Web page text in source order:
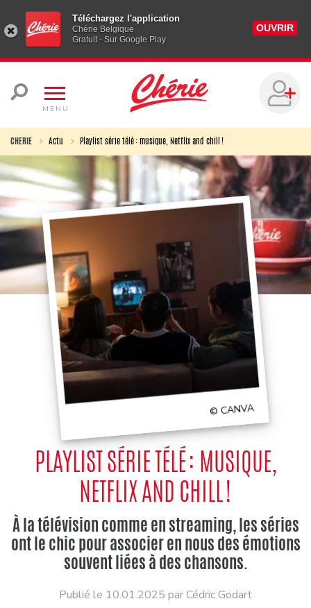
Téléchargez l'application
Chérie Belgique
Gratuit - Sur Google Play
OUVRIR
MENU
CHERIE Actu Playlist série télé : musique, Netflix and chill !
© CANVA
PLAYLIST SÉRIE TÉLÉ : MUSIQUE,
NETFLIX AND CHILL !
À la télévision comme en streaming, les séries
ont le chic pour associer en nous des émotions
souvent liées à des chansons.
Publié le 10.01.2025 par Cédric Godart